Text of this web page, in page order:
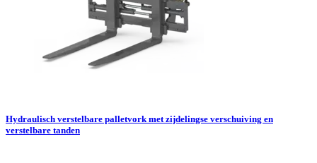
Hydraulisch verstelbare palletvork met zijdelingse verschuiving en
verstelbare tanden